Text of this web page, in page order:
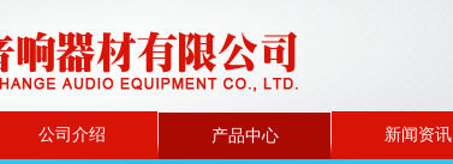
公司介绍 产品中心 新闻资讯